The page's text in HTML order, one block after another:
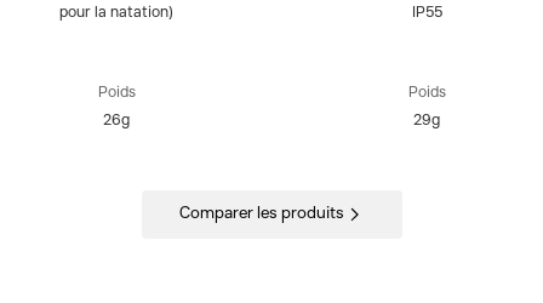
pour la natation)
Poids
26g
IP55
Poids
29g
Comparer les produits